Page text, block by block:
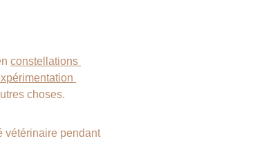
constellations
choses.
vétérinaire pendant